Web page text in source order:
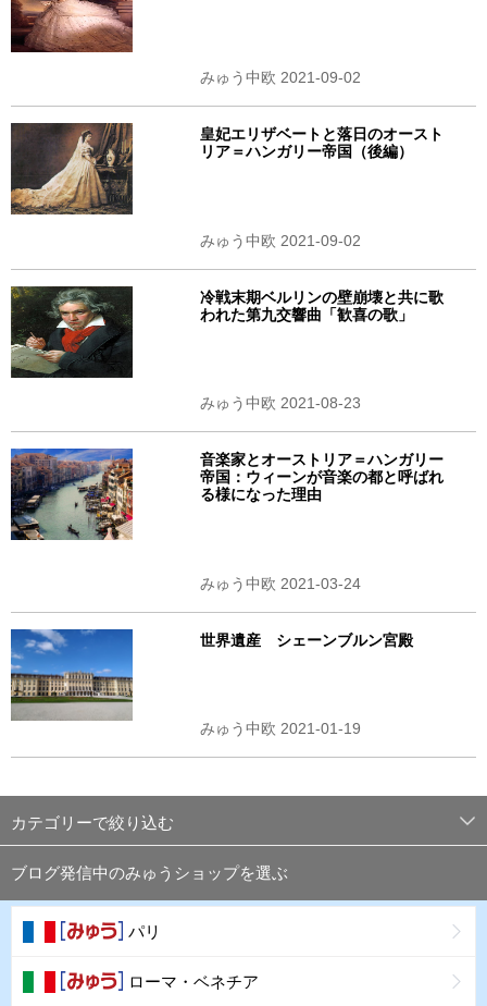
みゅう中欧 2021-09-02
皇妃エリザベートと落日のオースト
リア＝ハンガリー帝国（後編）
みゅう中欧 2021-09-02
冷戦末期ベルリンの壁崩壊と共に歌
われた第九交響曲「歓喜の歌」
みゅう中欧 2021-08-23
音楽家とオーストリア＝ハンガリー
帝国：ウィーンが音楽の都と呼ばれ
る様になった理由
みゅう中欧 2021-03-24
世界遺産 シェーンブルン宮殿
みゅう中欧 2021-01-19
カテゴリーで絞り込む
ブログ発信中のみゅうショップを選ぶ
パリ
ローマ・ベネチア